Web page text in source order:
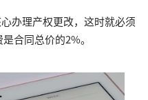
理产权更改，这时就必须
合同总价的2%。